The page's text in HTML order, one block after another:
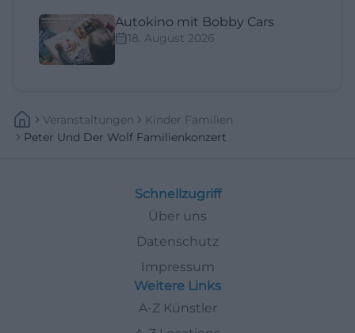
Autokino mit Bobby Cars
18. August 2026
Veranstaltungen
Kinder Familien
Peter Und Der Wolf Familienkonzert
Schnellzugriff
Über uns
Datenschutz
Impressum
Weitere Links
A-Z Künstler